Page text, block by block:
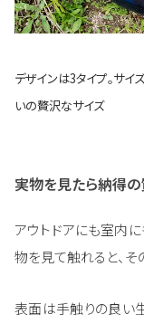
デザインは3タイプ。サ
いの贅沢なサイズ
実物を見たら納得の
アウトドアにも室内
物を見て触れると、そ
表面は手触りの良い